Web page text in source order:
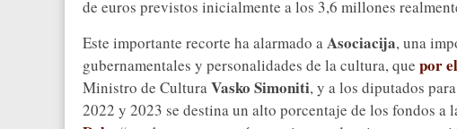
de euros previstos inicialmente a los 3,6 millones
Este importante recorte ha alarmado aAsociacija, una
gubernamentales y personalidades de la cultura, que por
Ministro de CulturaVasko Simoniti, y a los diputados
2022 y 2023 se destina un alto porcentaje de los fondos